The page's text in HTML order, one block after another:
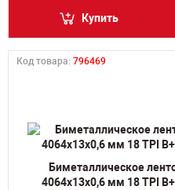
Купить
Код товара: 796469
Биметаллическое
4064х13х0,6 мм 18 TPI